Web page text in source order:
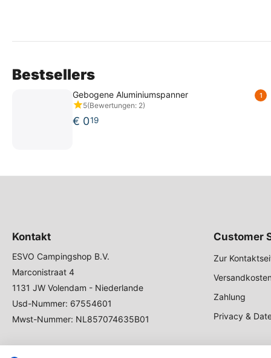
Bestsellers
1
Gebogene Aluminiumspanner
5(Bewertungen: 2)
€ 019
Kontakt
ESVO Campingshop B.V.
Marconistraat 4
1131 JW Volendam - Niederlande
Usd-Nummer: 67554601
Mwst-Nummer: NL857074635B01
Customer
Zur
Zahlung
Privacy &